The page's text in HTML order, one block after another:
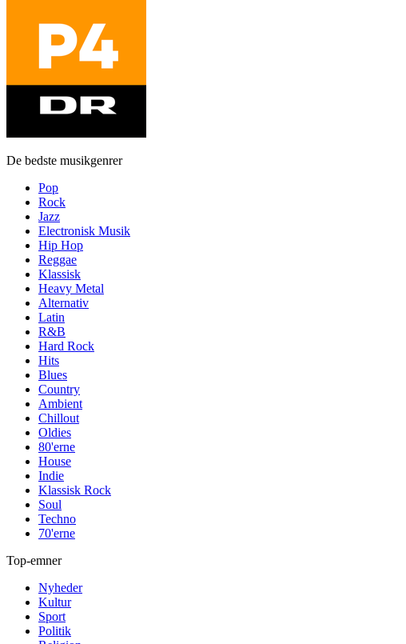
De bedste musikgenrer
Pop
Rock
Jazz
Electronisk Musik
Hip Hop
Reggae
Klassisk
Heavy Metal
Alternativ
Latin
R&B
Hard Rock
Hits
Blues
Country
Ambient
Chillout
Oldies
80'erne
House
Indie
Klassisk Rock
Soul
Techno
70'erne
Top-emner
Nyheder
Kultur
Sport
Politik